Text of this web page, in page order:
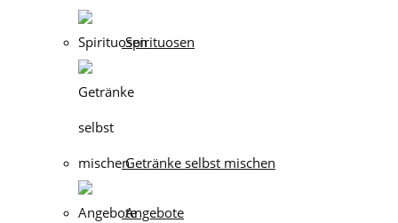
Spirituosen
Getränke selbst mischen
Angebote